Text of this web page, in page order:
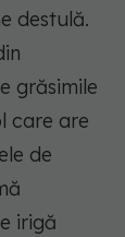
destulă.
grăsimile
care are
de
irigă